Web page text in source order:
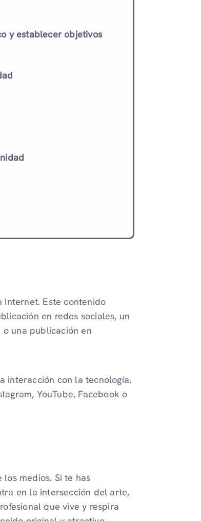
y establecer objetivos
Internet. Este contenido
en redes sociales, un
o una publicación en
interacción con la tecnología.
YouTube, Facebook o
medios. Si te has
en la intersección del arte,
que vive y respira